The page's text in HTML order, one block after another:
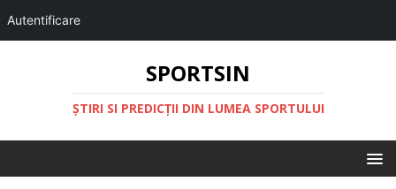
Autentificare
SPORTSIN
ŞTIRI SI PREDICŢII DIN LUMEA SPORTULUI